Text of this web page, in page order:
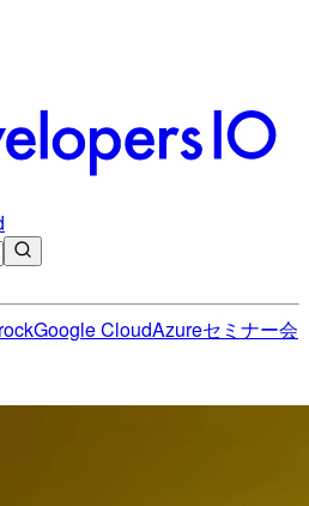
Google CloudAzureセミナー会